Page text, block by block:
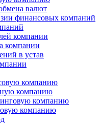
валют
финансовых компаний
компании
компании
в устав
компанию
компанию
компанию
компанию